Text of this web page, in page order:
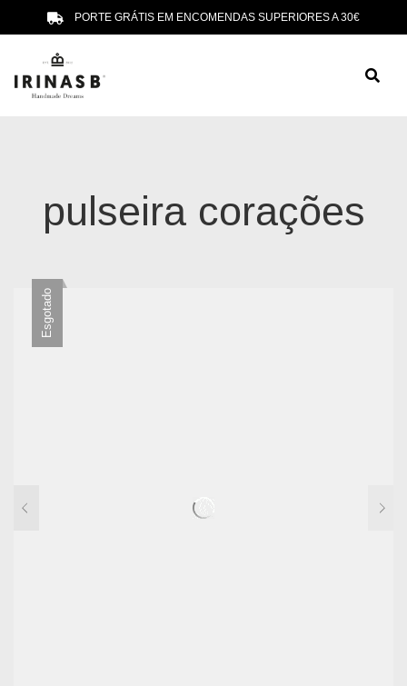
PORTE GRÁTIS EM ENCOMENDAS SUPERIORES A 30€
pulseira corações
Esgotado